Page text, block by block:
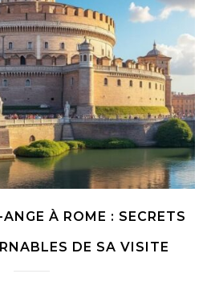
À ROME : SECRETS
DE SA VISITE